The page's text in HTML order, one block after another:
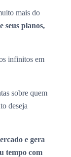
mais do
seus planos,
infinitos em
sobre quem
deseja
e gera
tempo com